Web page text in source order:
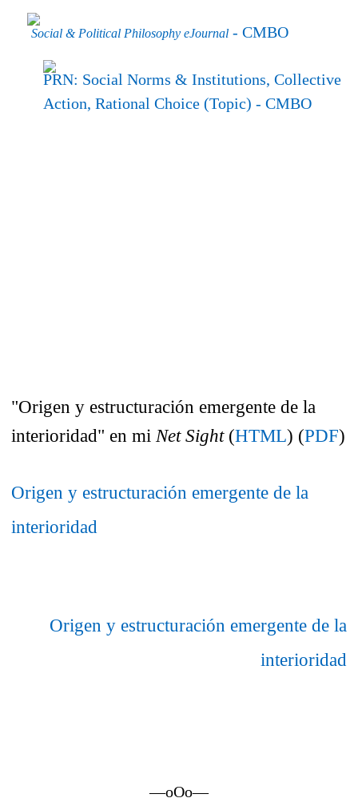
Social & Political Philosophy eJournal - CMBO
PRN: Social Norms & Institutions, Collective
Action, Rational Choice (Topic) - CMBO
"Origen y estructuración emergente de la
interioridad" en mi Net Sight(HTML) (PDF)
Origen y estructuración emergente de la
interioridad
Origen y estructuración emergente de la
interioridad
—oOo—